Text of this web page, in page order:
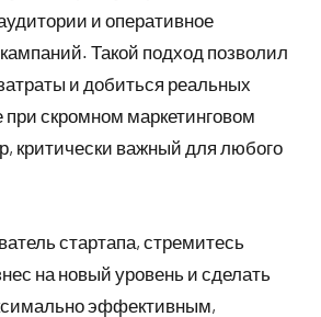
и оперативное
Такой подход позволил
и добиться реальных
при скромном маркетинговом
критически важный для любого
стартапа, стремитесь
на новый уровень и сделать
эффективным,